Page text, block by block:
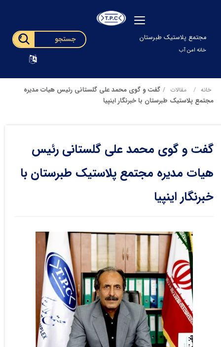
مجتمع پلاستیک طبرستان
خانه امن آب
خانه مقالات
گفت و گوی محمد علی گلستانی رئیس هیات مدیره
مجتمع پلاستیک طبرستان با خبرنگار اینپیا
گفت و گوی محمد علی گلستانی رئیس
هیات مدیره مجتمع پلاستیک طبرستان با
خبرنگار اینپیا